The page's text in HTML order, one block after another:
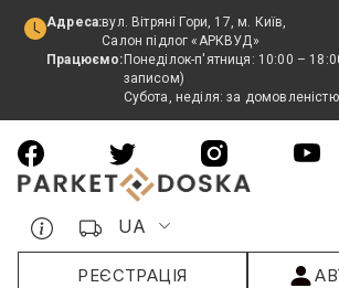
Адреса:вул. Вітряні Гори, 17, м. Київ,
Салон підлог «АРКВУД»
Працюємо: Понеділок-п'ятниця: 10:00 –
записом)
Субота, неділя: за домовленістю
UA
РЕЄСТРАЦІЯ